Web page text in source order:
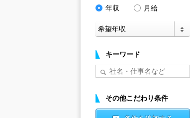
年収
月給
キーワード
その他こだわり条件